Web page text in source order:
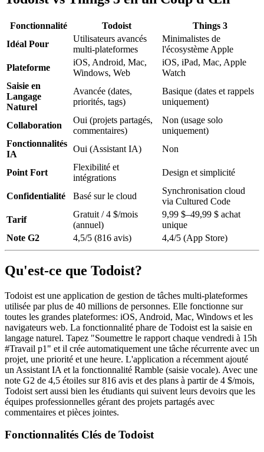
Fonctionnalité Todoist
Things 3
Idéal Pour
Utilisateurs avancés
multi-plateformes
Minimalistes de
l'écosystème Apple
Plateforme
iOS, Android, Mac,
Windows, Web
iOS, iPad, Mac, Apple
Watch
Saisie en
Langage
Naturel
Avancée (dates,
priorités, tags)
Basique (dates et rappels
uniquement)
Collaboration
Oui (projets partagés,
commentaires)
Non (usage solo
uniquement)
Fonctionnalités
IA
Oui (Assistant IA) Non
Point Fort
Flexibilité et
intégrations
Design et simplicité
Confidentialité Basé sur le cloud
Synchronisation cloud
via Cultured Code
Tarif
Gratuit / 4 $/mois
(annuel)
9,99 $–49,99 $ achat
unique
Note G2
4,5/5 (816 avis) 4,4/5 (App Store)
Qu'est-ce que Todoist?
Todoist est une application de gestion de tâches multi-plateformes
utilisée par plus de 40 millions de personnes. Elle fonctionne sur
toutes les grandes plateformes: iOS, Android, Mac, Windows et les
navigateurs web. La fonctionnalité phare de Todoist est la saisie en
langage naturel. Tapez "Soumettre le rapport chaque vendredi à 15h
#Travail p1" et il crée automatiquement une tâche récurrente avec un
projet, une priorité et une heure. L'application a récemment ajouté
un Assistant IA et la fonctionnalité Ramble (saisie vocale). Avec une
note G2 de 4,5 étoiles sur 816 avis et des plans à partir de 4 $/mois,
Todoist sert aussi bien les étudiants qui suivent leurs devoirs que les
équipes professionnelles gérant des projets partagés avec
commentaires et pièces jointes.
Fonctionnalités Clés de Todoist